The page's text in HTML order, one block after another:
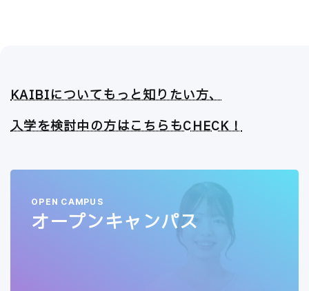
KAIBIについてもっと知りたい方、
入学を検討中の方はこちらもCHECK！
OPEN CAMPUS
オープンキャンパス